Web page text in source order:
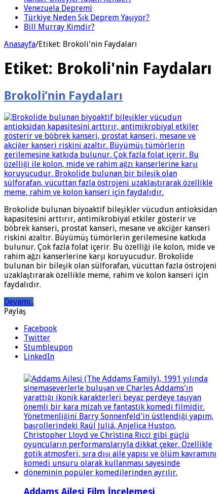
Venezuela Depremi
Türkiye Neden Sık Deprem Yaşıyor?
Bill Murray Kimdir?
Anasayfa/Etiket: Brokoli'nin Faydaları
Etiket: Brokoli'nin Faydaları
Brokoli’nin Faydaları
Brokolide bulunan biyoaktif bileşikler vücudun antioksidan
kapasitesini arttırır, antimikrobiyal etkiler gösterir ve
böbrek kanseri, prostat kanseri, mesane ve akciğer kanseri
riskini azaltır. Büyümüş tümörlerin gerilemesine katkıda
bulunur. Çok fazla folat içerir. Bu özelliği ile kolon, mide ve
rahim ağzı kanserlerine karşı koruyucudur. Brokolide
bulunan bir bileşik olan sülforafan, vücuttan fazla östrojeni
uzaklaştırarak özellikle meme, rahim ve kolon kanseri için
faydalıdır.
Devamı..
Paylaş
Facebook
Twitter
Stumbleupon
LinkedIn
Addams Ailesi Film İncelemesi